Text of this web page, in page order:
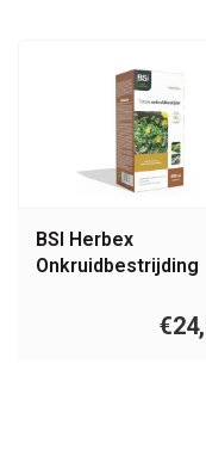
BSI Herbex
Onkruidbestrijding